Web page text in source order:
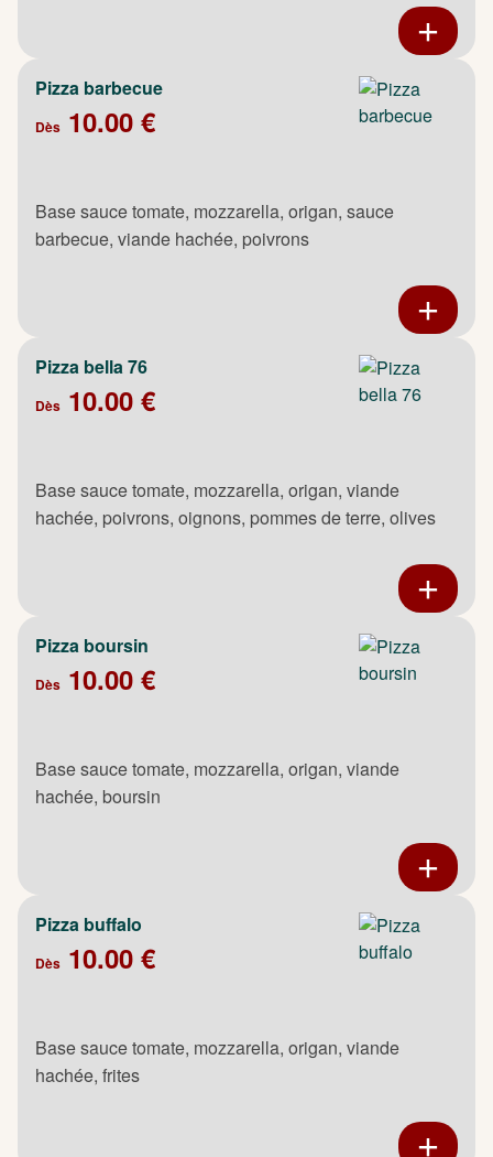
Pizza barbecue
Dès 10.00 €
Base sauce tomate, mozzarella, origan, sauce
barbecue, viande hachée, poivrons
Pizza bella 76
Dès 10.00 €
Base sauce tomate, mozzarella, origan, viande
hachée, poivrons, oignons, pommes de terre, olives
Pizza boursin
Dès 10.00 €
Base sauce tomate, mozzarella, origan, viande
hachée, boursin
Pizza buffalo
Dès 10.00 €
Base sauce tomate, mozzarella, origan, viande
hachée, frites